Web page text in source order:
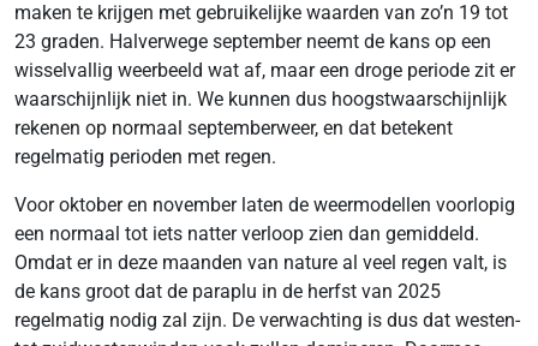
maken te krijgen met gebruikelijke waarden van zo’n 19 tot
23 graden. Halverwege september neemt de kans op een
wisselvallig weerbeeld wat af, maar een droge periode zit er
waarschijnlijk niet in. We kunnen dus hoogstwaarschijnlijk
rekenen op normaal septemberweer, en dat betekent
regelmatig perioden met regen.
Voor oktober en november laten de weermodellen voorlopig
een normaal tot iets natter verloop zien dan gemiddeld.
Omdat er in deze maanden van nature al veel regen valt, is
de kans groot dat de paraplu in de herfst van 2025
regelmatig nodig zal zijn. De verwachting is dus dat westen-